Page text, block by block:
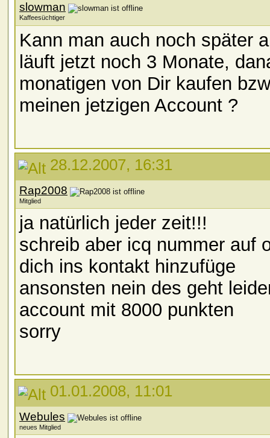
slowman
Kaffeesüchtiger
Kann man auch noch später
läuft jetzt noch 3 Monate,
monatigen von Dir kaufen
meinen jetzigen Account ?
28.12.2007, 16:31
Rap2008
Mitglied
ja natürlich jeder zeit!!!
schreib aber icq nummer auf
dich ins kontakt hinzufüge
ansonsten nein des geht
account mit 8000 punkten
sorry
01.01.2008, 11:01
Webules
neues Mitglied